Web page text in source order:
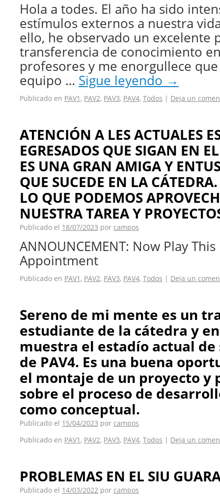
Hola a todes. El año ha sido
estímulos externos a nuestra
ello, he observado un excelente
transferencia de conocimiento
profesores y me enorgullece
equipo … Sigue leyendo →
Publicado en PAV1 , PAV2, PAV3, PAV4, Todos | Deja un
ATENCIÓN A LES ACTUALES
EGRESADOS QUE SIGAN EN
ES UNA GRAN AMIGA Y
QUE SUCEDE EN LA
LO QUE PODEMOS
NUESTRA TAREA Y
Publicado el 18/07/2023 por campos
ANNOUNCEMENT: Now Play
Appointment
Publicado en PAV1 , PAV2, PAV3, PAV4, Todos | Deja un
Sereno de mi mente es un
estudiante de la cátedra y
muestra el estadío actual
de PAV4. Es una buena
el montaje de un proyecto y
sobre el proceso de
como conceptual.
Publicado el 15/04/2023 por campos
Publicado en PAV1 , PAV2, PAV3, PAV4, Todos | Deja un
PROBLEMAS EN EL SIU
Publicado el 14/03/2022 por campos